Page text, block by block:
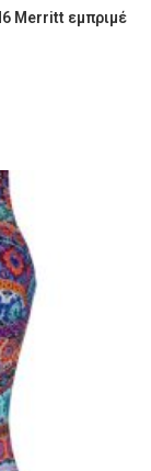
Merritt εμπριμέ